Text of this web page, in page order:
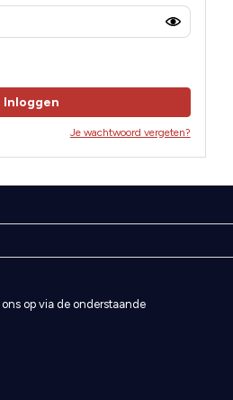
Inloggen
Je wachtwoord vergeten?
op via de onderstaande